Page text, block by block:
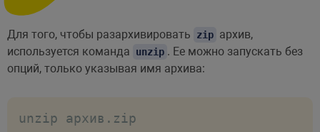
Для того, чтобы разархивировать zip архив,
используется команда
unzip . Ее можно запускать без
опций, только указывая имя архива:
unzip архив.zip